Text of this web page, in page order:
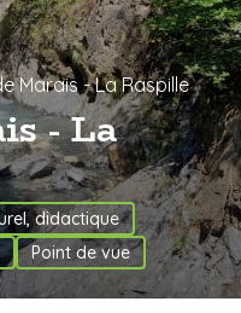
Marais - La Raspille
- La
didactique
Point de vue